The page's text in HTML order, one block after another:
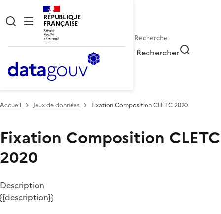
RÉPUBLIQUE
FRANÇAISE
Rechercher
Accueil Jeux de données Fixation Composition CLETC 2020
Fixation Composition CLETC
2020
Description
{{description}}